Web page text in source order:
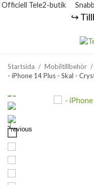
Officiell Tele2-butik
↪️
Startsida / Mobiltillbehör /
- iPhone 14 Plus - Skal -
Previous